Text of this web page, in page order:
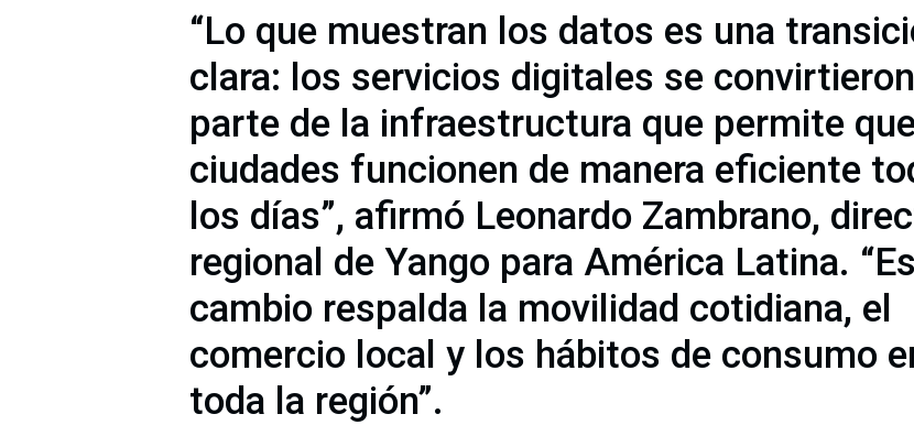
“Lo que muestran los datos es una
clara: los servicios digitales se
parte de la infraestructura que permite
ciudades funcionen de manera eficiente
los días”, afirmó Leonardo Zambrano,
regional de Yango para América Latina.
cambio respalda la movilidad cotidiana, el
comercio local y los hábitos de consumo
toda la región”.